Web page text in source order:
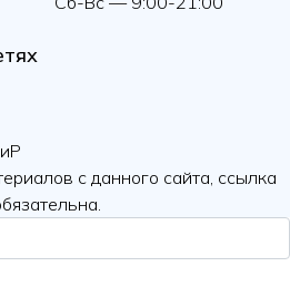
с данного сайта, ссылка